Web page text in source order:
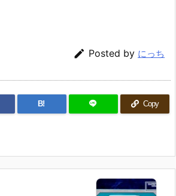
 Posted by にっち
B! Copy